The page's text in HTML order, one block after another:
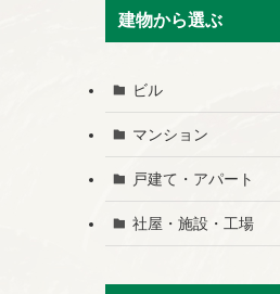
建物から選ぶ
ビル
マンション
戸建て・アパート
社屋・施設・工場